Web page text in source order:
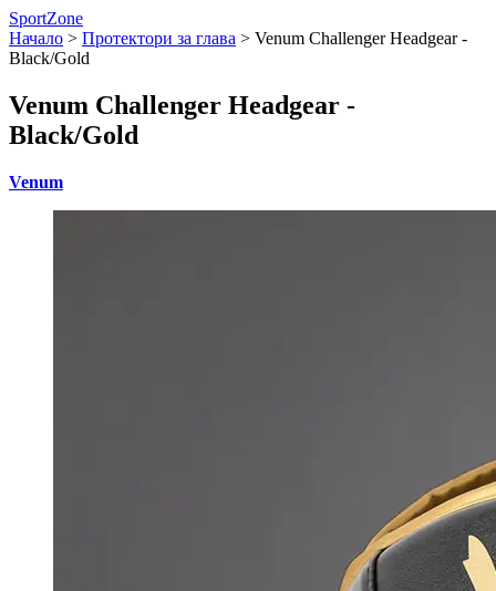
SportZone
Начало > Протектори за глава > Venum Challenger Headgear -
Black/Gold
Venum Challenger Headgear -
Black/Gold
Venum